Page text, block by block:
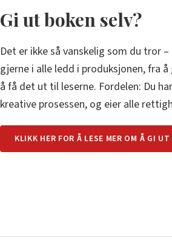
Gi ut boken selv?
Det er ikke så vanskelig som du tror
gjerne i alle ledd i produksjonen, fra
å få det ut til leserne. Fordelen: Du
kreative prosessen, og eier alle
KLIKK HER FOR Å LESE MER OM Å GI UT